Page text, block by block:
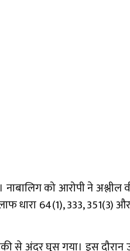
को आरोपी ने अश्लील
धारा 64(1), 333, 351(3)
से अंदर घुस गया। इस